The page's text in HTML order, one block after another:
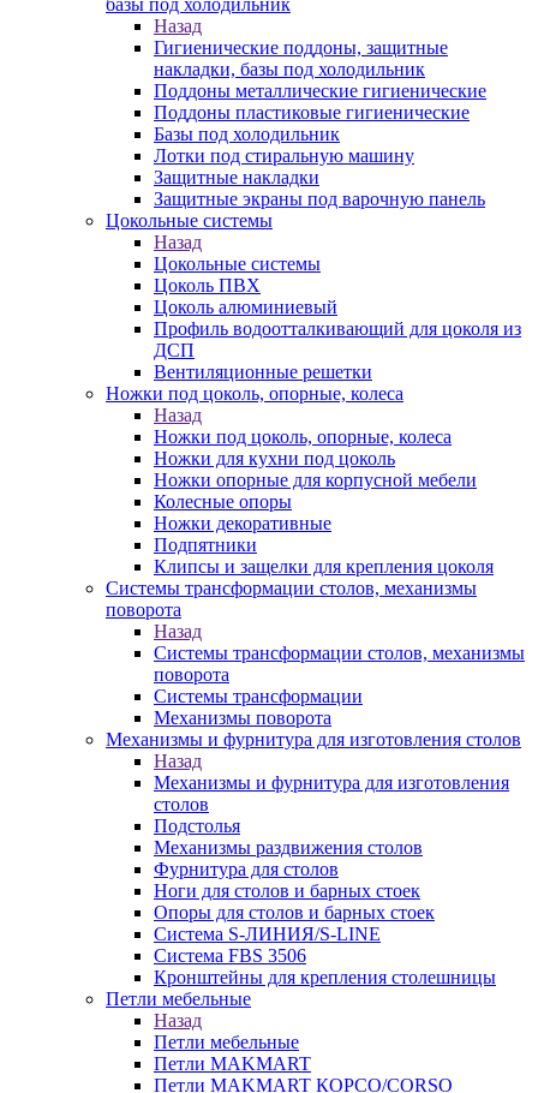
базы под холодильник
Назад
Гигиенические поддоны, защитные
накладки, базы под холодильник
Поддоны металлические гигиенические
Поддоны пластиковые гигиенические
Базы под холодильник
Лотки под стиральную машину
Защитные накладки
Защитные экраны под варочную панель
Цокольные системы
Назад
Цокольные системы
Цоколь ПВХ
Цоколь алюминиевый
Профиль водоотталкивающий для цоколя из
ДСП
Вентиляционные решетки
Ножки под цоколь, опорные, колеса
Назад
Ножки под цоколь, опорные, колеса
Ножки для кухни под цоколь
Ножки опорные для корпусной мебели
Колесные опоры
Ножки декоративные
Подпятники
Клипсы и защелки для крепления цоколя
Системы трансформации столов, механизмы
поворота
Назад
Системы трансформации столов, механизмы
поворота
Системы трансформации
Механизмы поворота
Механизмы и фурнитура для изготовления столов
Назад
Механизмы и фурнитура для изготовления
столов
Подстолья
Механизмы раздвижения столов
Фурнитура для столов
Ноги для столов и барных стоек
Опоры для столов и барных стоек
Система S-ЛИНИЯ/S-LINE
Система FBS 3506
Кронштейны для крепления столешницы
Петли мебельные
Назад
Петли мебельные
Петли MAKMART
Петли MAKMART КОРСО/CORSO